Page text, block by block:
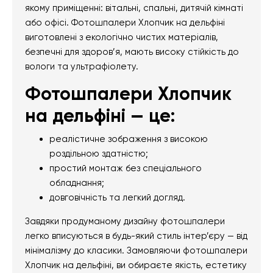
якому приміщенні: вітальні, спальні, дитячій кімнаті
або офісі. Фотошпалери Хлопчик на дельфіні
виготовлені з екологічно чистих матеріалів,
безпечні для здоров’я, мають високу стійкість до
вологи та ультрафіолету.
Фотошпалери Хлопчик
на дельфіні — це:
реалістичне зображення з високою
роздільною здатністю;
простий монтаж без спеціального
обладнання;
довговічність та легкий догляд.
Завдяки продуманому дизайну фотошпалери
легко вписуються в будь-який стиль інтер’єру — від
мінімалізму до класики. Замовляючи фотошпалери
Хлопчик на дельфіні, ви обираєте якість, естетику